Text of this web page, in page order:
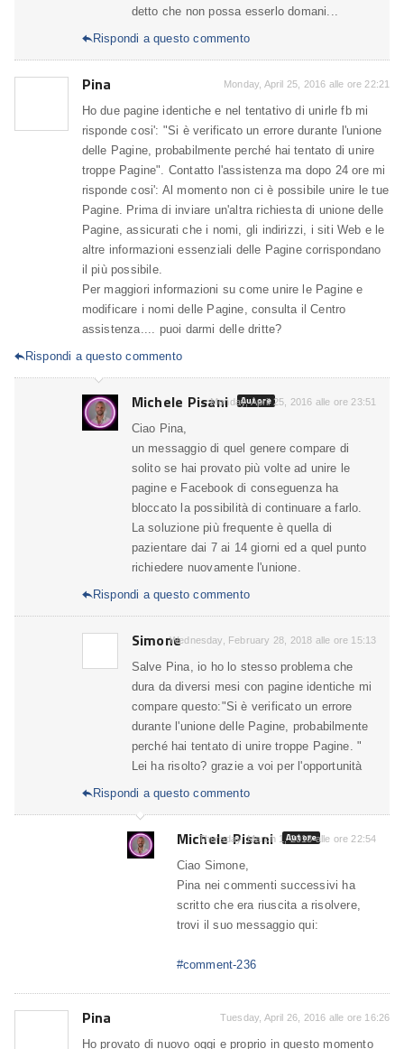
detto che non possa esserlo domani...
Rispondi a questo commento
Pina Monday, April 25, 2016 alle ore 22:21
Ho due pagine identiche e nel tentativo di unirle fb mi
risponde cosi': "Si è verificato un errore durante l'unione
delle Pagine, probabilmente perché hai tentato di unire
troppe Pagine". Contatto l'assistenza ma dopo 24 ore mi
risponde cosi': Al momento non ci è possibile unire le tue
Pagine. Prima di inviare un'altra richiesta di unione delle
Pagine, assicurati che i nomi, gli indirizzi, i siti Web e le
altre informazioni essenziali delle Pagine corrispondano
il più possibile.
Per maggiori informazioni su come unire le Pagine e
modificare i nomi delle Pagine, consulta il Centro
assistenza.... puoi darmi delle dritte?
Rispondi a questo commento
Michele Pisani Autore
Monday, April 25, 2016 alle ore 23:51
Ciao Pina,
un messaggio di quel genere compare di
solito se hai provato più volte ad unire le
pagine e Facebook di conseguenza ha
bloccato la possibilità di continuare a farlo.
La soluzione più frequente è quella di
pazientare dai 7 ai 14 giorni ed a quel punto
richiedere nuovamente l'unione.
Rispondi a questo commento
SimoneWednesday, February 28, 2018 alle ore 15:13
Salve Pina, io ho lo stesso problema che
dura da diversi mesi con pagine identiche mi
compare questo:"Si è verificato un errore
durante l'unione delle Pagine, probabilmente
perché hai tentato di unire troppe Pagine. "
Lei ha risolto? grazie a voi per l'opportunità
Rispondi a questo commento
Michele Pisani Autore
Thursday, March 1, 2018 alle ore 22:54
Ciao Simone,
Pina nei commenti successivi ha
scritto che era riuscita a risolvere,
trovi il suo messaggio qui:
#comment-236
Pina Tuesday, April 26, 2016 alle ore 16:26
Ho provato di nuovo oggi e proprio in questo momento